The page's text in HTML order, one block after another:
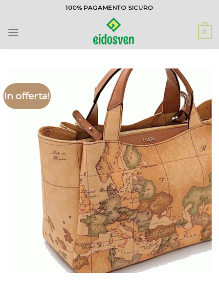
contenuti
100% PAGAMENTO SICURO
0
In offerta!